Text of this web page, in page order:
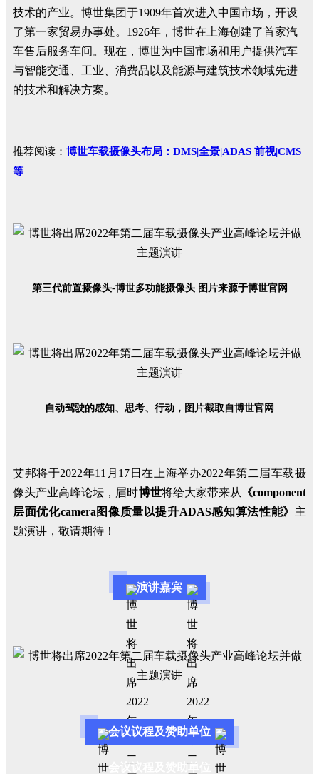
技术的产业。博世集团于1909年首次进入中国市场，开设
了第一家贸易办事处。1926年，博世在上海创建了首家汽
车售后服务车间。现在，博世为中国市场和用户提供汽车
与智能交通、工业、消费品以及能源与建筑技术领域先进
的技术和解决方案。
推荐阅读： 博世车载摄像头布局：DMS|全景|ADAS 前视|CMS
等
第三代前置摄像头-博世多功能摄像头 图片来源于博世官网
自动驾驶的感知、思考、行动，图片截取自博世官网
艾邦将于2022年11月17日在上海举办2022年第二届车载摄
像头产业高峰论坛，届时博世将给大家带来从
《component
层面优化camera图像质量以提升ADAS感知算法性能》 主
题演讲，敬请期待！
演讲嘉宾
会议议程及赞助单位
会议议程及赞助单位